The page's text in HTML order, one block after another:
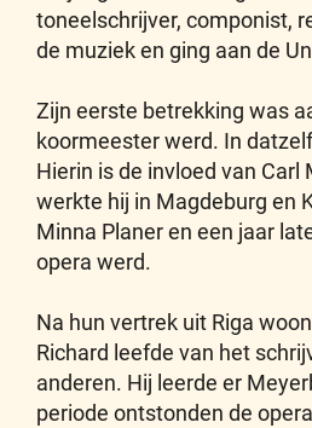
toneelschrijver, componist,
de muziek en ging aan de
Zijn eerste betrekking was
koormeester werd. In
Hierin is de invloed van
werkte hij in Magdeburg en
Minna Planer en een jaar
opera werd.
Na hun vertrek uit Riga
Richard leefde van het
anderen. Hij leerde er
periode ontstonden de